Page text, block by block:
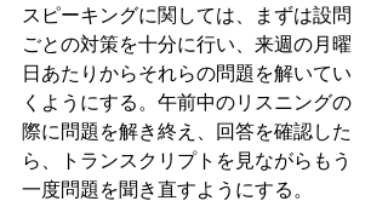
スピーキングに関しては、まずは設問
ごとの対策を十分に行い、来週の月曜
日あたりからそれらの問題を解いてい
くようにする。午前中のリスニングの
際に問題を解き終え、回答を確認した
ら、トランスクリプトを見ながらもう
一度問題を聞き直すようにする。